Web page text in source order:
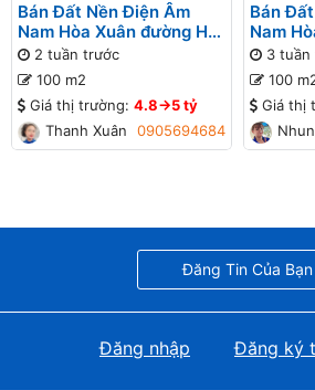
Bán Đất Nền Điện Âm
Nam Hòa Xuân đường Hói
Kiểng 8 B2-38 lô 1x - Gần
đường Nguyễn Phước Lan
2 tuần trước
100 m2
Giá thị trường: 4.8->5 tỷ
Thanh Xuân
0905694684
Bán
Nam
Kiểng 8
đường
3
100
Giá thị
Đăng Tin Của Bạn
Đăng nhập Đăng ký